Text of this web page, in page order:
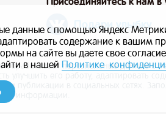
Подари улыбку
обрабатывает персональные данные с
улучшить его работу, адаптировать
и публикации в социальных сетях.
информации.
данные с помощью Яндекс
содержание к вашим
на сайте вы даете свое
в нашей Политике